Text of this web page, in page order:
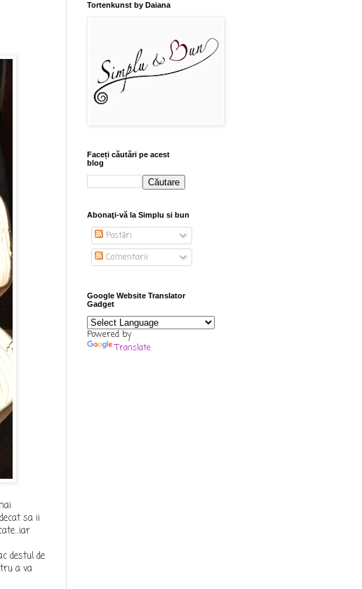
sa ii
destul de
a va
Tortenkunst by Daiana
Faceți căutări pe acest
blog
Abonaţi-vă la Simplu si bun
Postări
Comentarii
Google Website Translator
Gadget
Powered by
Translate